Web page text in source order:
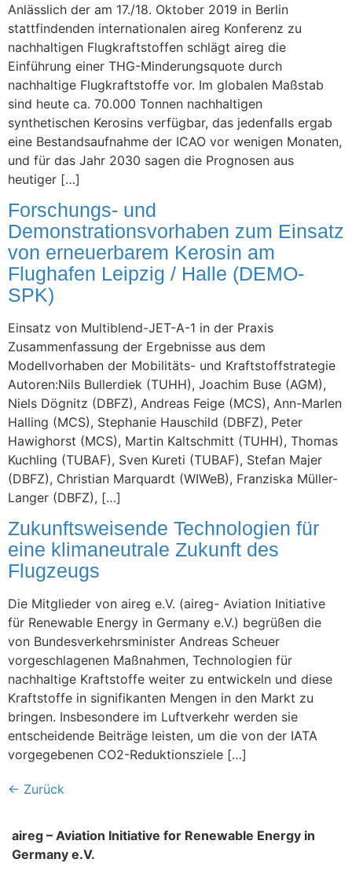
Anlässlich der am 17./18. Oktober 2019 in Berlin
stattfindenden internationalen aireg Konferenz zu
nachhaltigen Flugkraftstoffen schlägt aireg die
Einführung einer THG-Minderungsquote durch
nachhaltige Flugkraftstoffe vor. Im globalen Maßstab
sind heute ca. 70.000 Tonnen nachhaltigen
synthetischen Kerosins verfügbar, das jedenfalls ergab
eine Bestandsaufnahme der ICAO vor wenigen Monaten,
und für das Jahr 2030 sagen die Prognosen aus
heutiger […]
Forschungs- und
Demonstrationsvorhaben zum Einsatz
von erneuerbarem Kerosin am
Flughafen Leipzig / Halle (DEMO-
SPK)
Einsatz von Multiblend-JET-A-1 in der Praxis
Zusammenfassung der Ergebnisse aus dem
Modellvorhaben der Mobilitäts- und Kraftstoffstrategie
Autoren:Nils Bullerdiek (TUHH), Joachim Buse (AGM),
Niels Dögnitz (DBFZ), Andreas Feige (MCS), Ann-Marlen
Halling (MCS), Stephanie Hauschild (DBFZ), Peter
Hawighorst (MCS), Martin Kaltschmitt (TUHH), Thomas
Kuchling (TUBAF), Sven Kureti (TUBAF), Stefan Majer
(DBFZ), Christian Marquardt (WIWeB), Franziska Müller-
Langer (DBFZ), […]
Zukunftsweisende Technologien für
eine klimaneutrale Zukunft des
Flugzeugs
Die Mitglieder von aireg e.V. (aireg- Aviation Initiative
für Renewable Energy in Germany e.V.) begrüßen die
von Bundesverkehrsminister Andreas Scheuer
vorgeschlagenen Maßnahmen, Technologien für
nachhaltige Kraftstoffe weiter zu entwickeln und diese
Kraftstoffe in signifikanten Mengen in den Markt zu
bringen. Insbesondere im Luftverkehr werden sie
entscheidende Beiträge leisten, um die von der IATA
vorgegebenen CO2-Reduktionsziele […]
← Zurück
aireg – Aviation Initiative for Renewable Energy in
Germany e.V.